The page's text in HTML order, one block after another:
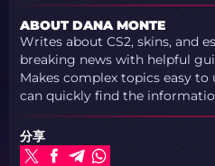
ABOUT DANA MONTE
Writes about CS2, skins, and
breaking news with helpful
Makes complex topics easy to
can quickly find the
分享